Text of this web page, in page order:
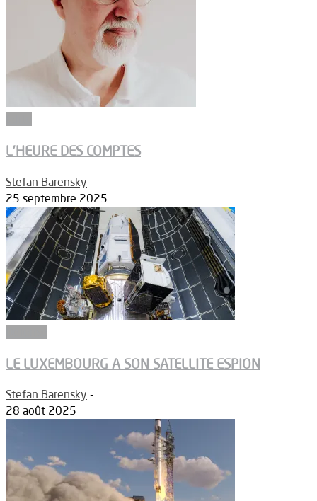
L’HEURE DES COMPTES
Stefan Barensky -
25 septembre 2025
LE LUXEMBOURG A SON SATELLITE ESPION
Stefan Barensky -
28 août 2025